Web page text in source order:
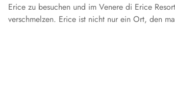
Erice zu besuchen und im Venere di Erice
verschmelzen. Erice ist nicht nur ein Ort, den